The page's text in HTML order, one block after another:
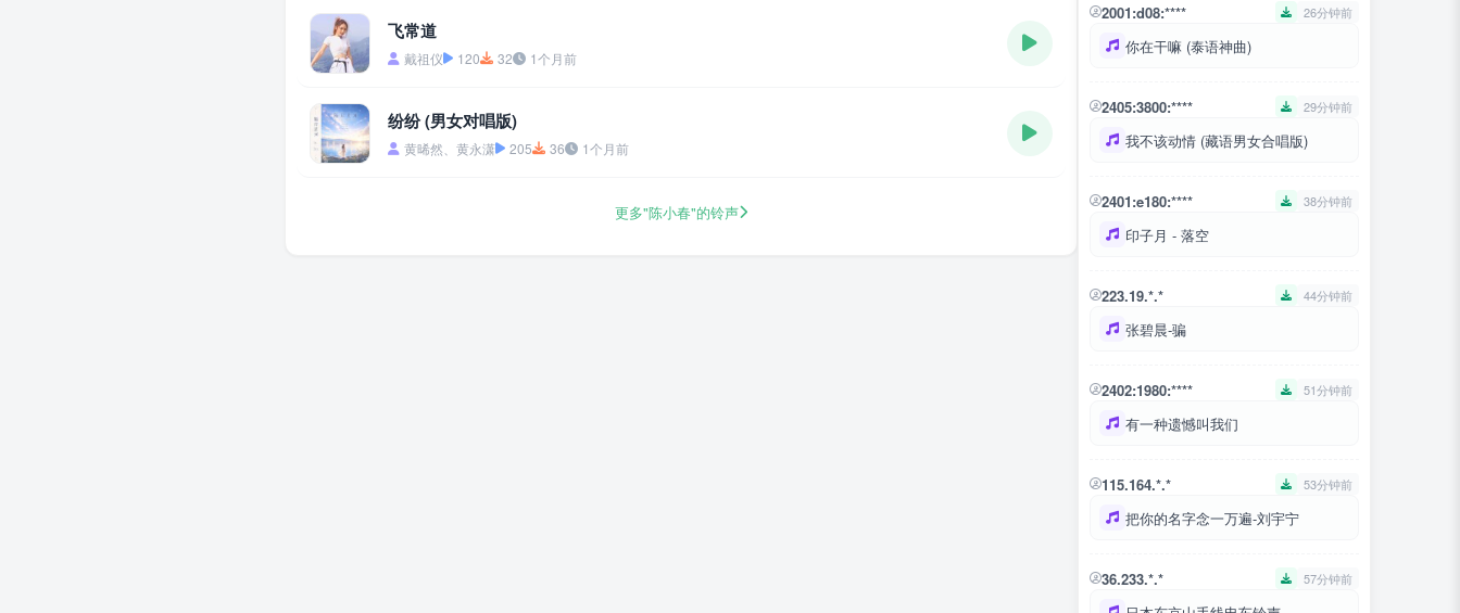
飞常道
戴祖仪 120 32 1个月前
纷纷 (男女对唱版)
黄晞然、黄永潇 205 36 1个月前
更多"陈小春"的铃声
2001:d08:**** 26分钟前
你在干嘛 (泰语神曲)
2405:3800:**** 29分钟前
我不该动情 (藏语男女合唱版)
2401:e180:**** 38分钟前
印子月 - 落空
223.19.*.* 44分钟前
张碧晨-骗
2402:1980:**** 51分钟前
有一种遗憾叫我们
115.164.*.* 53分钟前
把你的名字念一万遍-刘宇宁
36.233.*.* 57分钟前